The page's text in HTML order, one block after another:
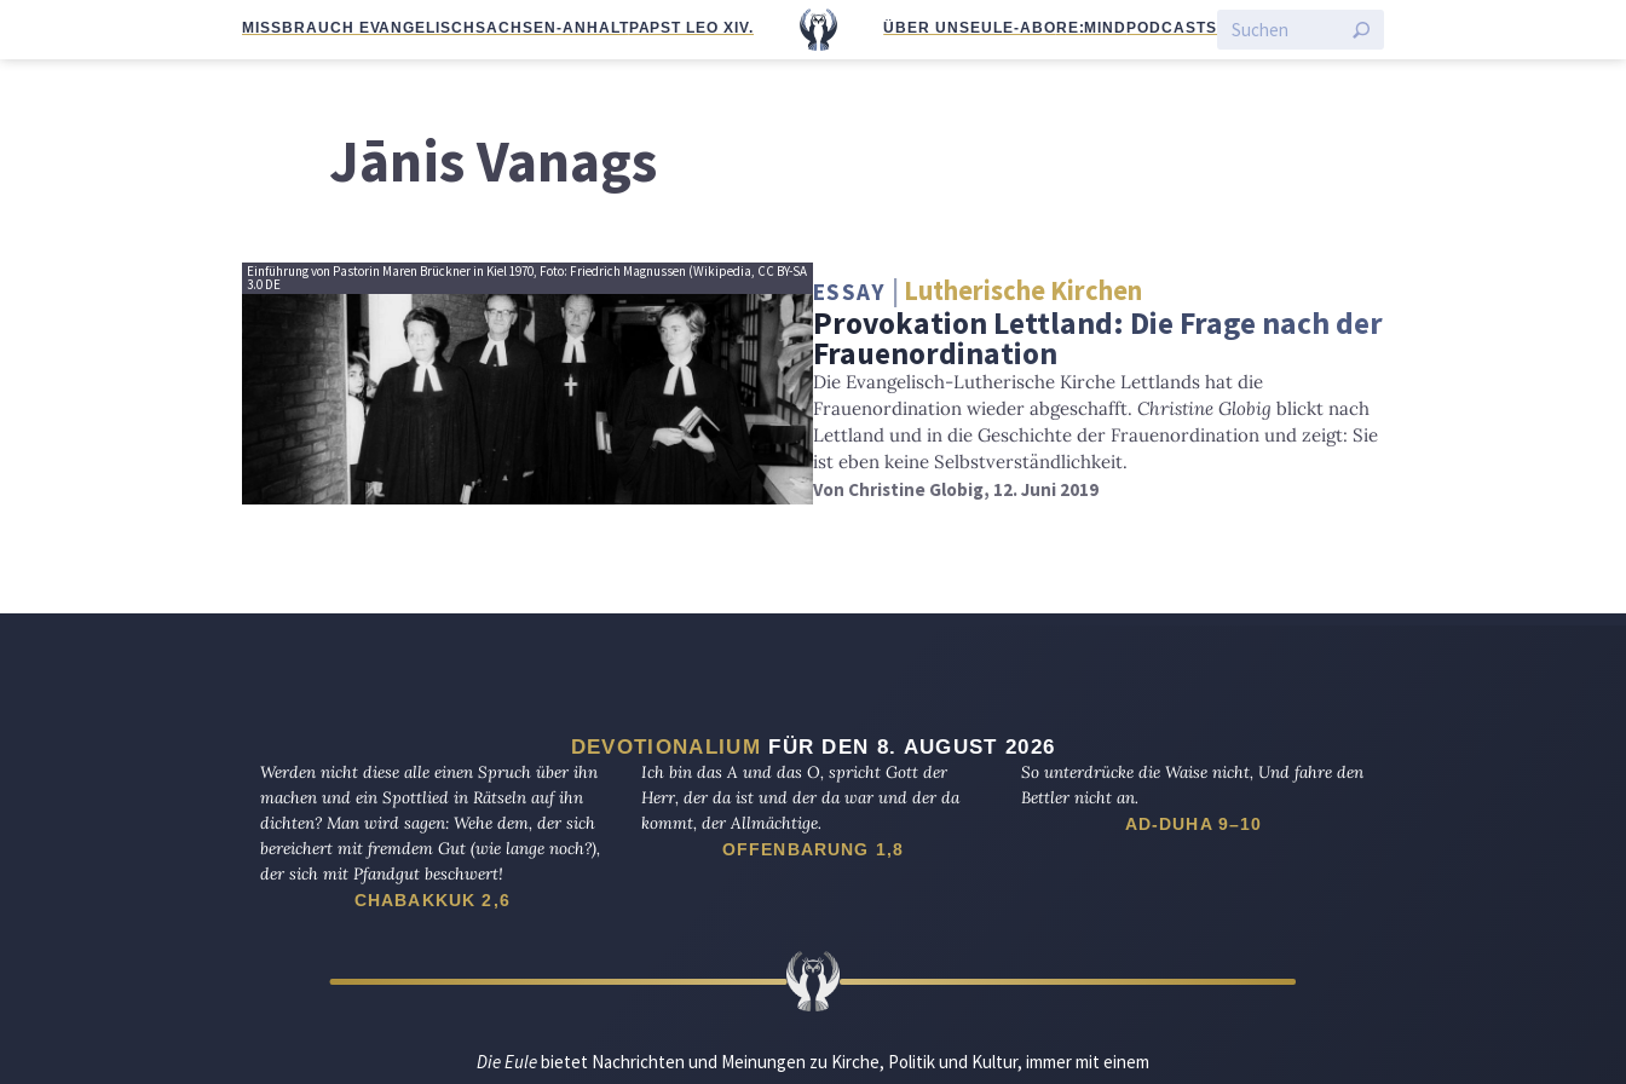
MISSBRAUCH EVANGELISCHSACHSEN-ANHALTPAPST LEO XIV. ÜBER UNS EULE-ABO RE:MIND PODCASTS
Jānis Vanags
Einführung von Pastorin Maren Brückner in Kiel 1970, Foto: Friedrich Magnussen (Wikipedia, CC BY-SA
3.0 DE ESSAY Lutherische Kirchen
Provokation Lettland: Die Frage nach der
Frauenordination
Die Evangelisch-Lutherische Kirche Lettlands hat die
Frauenordination wieder abgeschafft. Christine Globig blickt nach
Lettland und in die Geschichte der Frauenordination und zeigt: Sie
ist eben keine Selbstverständlichkeit.
Von Christine Globig, 12. Juni 2019
DEVOTIONALIUM FÜR DEN 8. AUGUST 2026
Werden nicht diese alle einen Spruch über ihn
machen und ein Spottlied in Rätseln auf ihn
dichten? Man wird sagen: Wehe dem, der sich
bereichert mit fremdem Gut (wie lange noch?),
der sich mit Pfandgut beschwert!
CHABAKKUK 2,6
Ich bin das A und das O, spricht Gott der
Herr, der da ist und der da war und der da
kommt, der Allmächtige.
OFFENBARUNG 1,8
So unterdrücke die Waise nicht, Und fahre den
Bettler nicht an.
AD-DUHA 9–10
Die Eulebietet Nachrichten und Meinungen zu Kirche, Politik und Kultur, immer mit einem